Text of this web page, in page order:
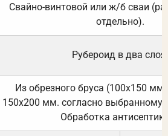
Свайно-винтовой или ж/б сваи
отдельно).
Рубероид в два слоя.
Из обрезного бруса (100х150
150х200 мм. согласно выбранному
Обработка